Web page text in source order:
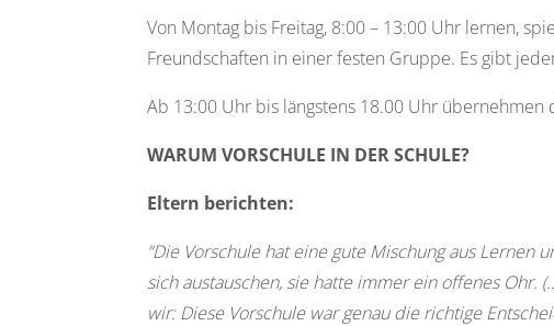
Von Montag bis Freitag, 8:00 – 13:00 Uhr lernen,
Freundschaften in einer festen Gruppe. Es gibt
Ab 13:00 Uhr bis längstens 18.00 Uhr
WARUM VORSCHULE IN DER SCHULE?
Eltern berichten:
“Die Vorschule hat eine gute Mischung aus Lernen
sich austauschen, sie hatte immer ein offenes Ohr.
wir: Diese Vorschule war genau die richtige